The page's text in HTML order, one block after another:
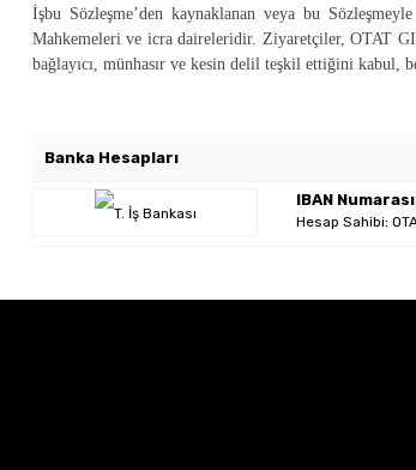
İşbu Sözleşme’den kaynaklanan veya bu
Mahkemeleri ve icra daireleridir. Ziyaretçiler, OTAT
bağlayıcı, münhasır ve kesin delil teşkil ettiğini kabul,
Banka Hesapları
IBAN
Hesap Sahibi: